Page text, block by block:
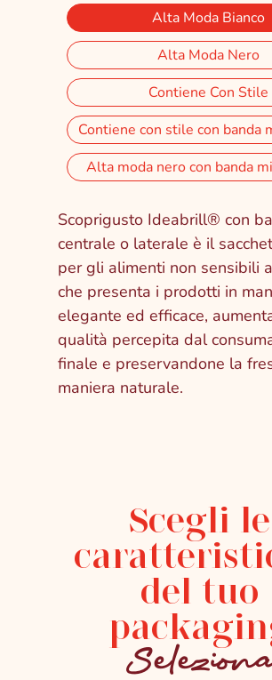
Alta Moda Bianco
Alta Moda Nero
Contiene Con Stile
Contiene con stile con banda
Alta moda nero con banda
Scoprigusto Ideabrill® con
centrale o laterale è il
per gli alimenti non sensibili
che presenta i prodotti in
elegante ed efficace,
qualità percepita dal
finale e preservandone la
maniera naturale.
Scegli le
del tuo